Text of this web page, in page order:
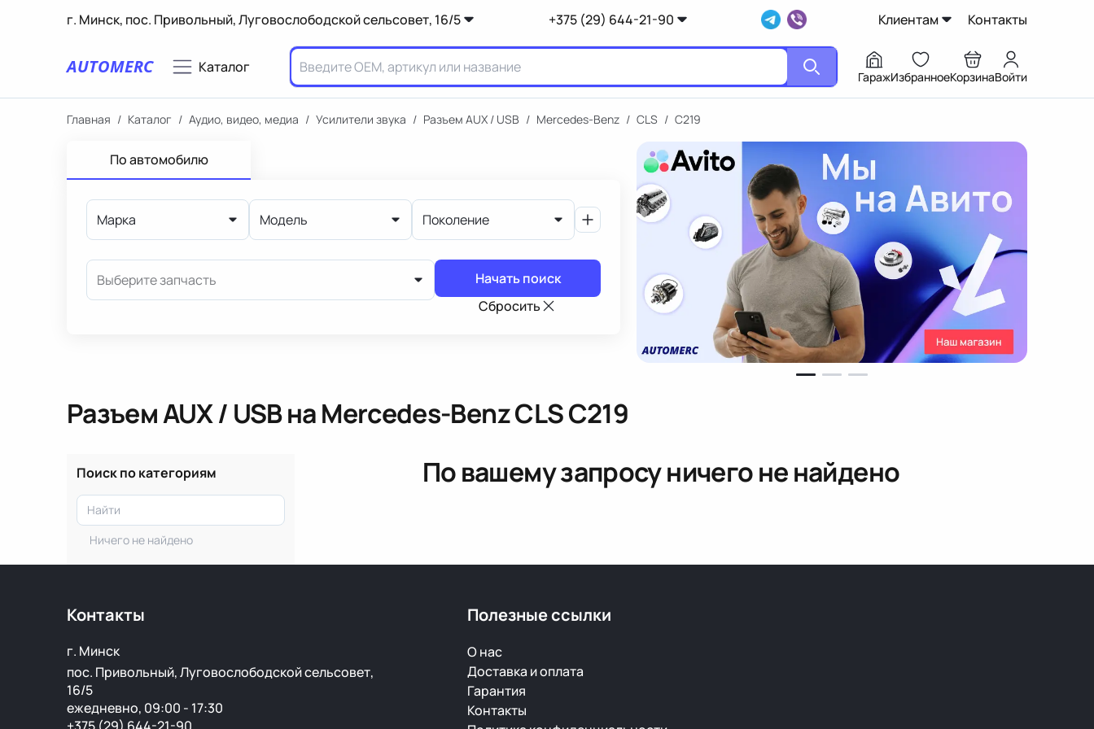
г. Минск, пос. Привольный, Луговослободской сельсовет, 16/5 +375 (29) 644-21-90 Клиентам Контакты
AUTOMERC Каталог
ГаражИзбранноеКорзинаВойти
Главная / Каталог / Аудио, видео, медиа / Усилители звука / Разъем AUX / USB / Mercedes-Benz / CLS / C219
По автомобилю
Марка Модель Поколение
Выберите запчасть
Начать поиск
Сбросить
Разъем AUX / USBна Mercedes-Benz CLS C219
Поиск по категориям
Ничего не найдено
По вашему запросу ничего не найдено
Контакты
г. Минск
пос. Привольный, Луговослободской сельсовет,
16/5
ежедневно, 09:00 - 17:30
Полезные ссылки
О нас
Доставка и оплата
Гарантия
Контакты